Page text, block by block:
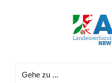
Gehe zu ...